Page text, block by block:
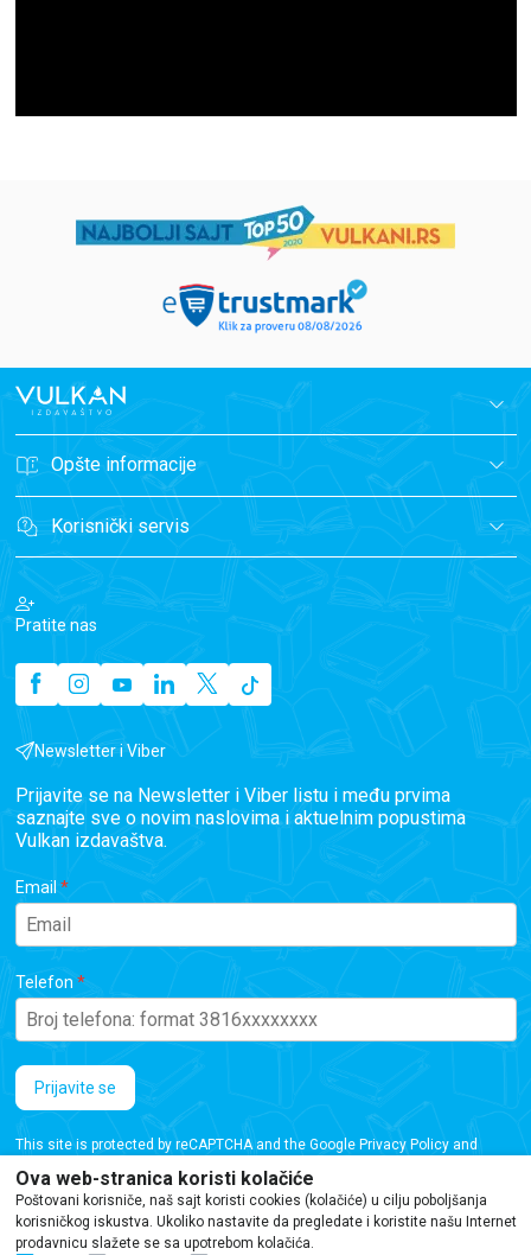
Opšte informacije
Korisnički servis
Pratite nas
Newsletter i Viber
Prijavite se na Newsletter i Viber listu i među prvima
saznajte sve o novim naslovima i aktuelnim popustima
Vulkan izdavaštva.
Email
Telefon
Prijavite se
This site is protected by reCAPTCHA and the Google Privacy Policyand
Ova web-stranica koristi kolačiće
Poštovani korisniče, naš sajt koristi cookies (kolačiće) u cilju poboljšanja
korisničkog iskustva. Ukoliko nastavite da pregledate i koristite našu Internet
prodavnicu slažete se sa upotrebom kolačića.